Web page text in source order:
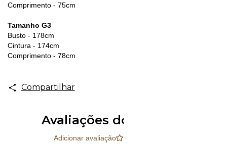
Comprimento - 75cm
Tamanho G3
Busto - 178cm
Cintura - 174cm
Comprimento - 78cm
Compartilhar
Avaliações do produto
Adicionar avaliação